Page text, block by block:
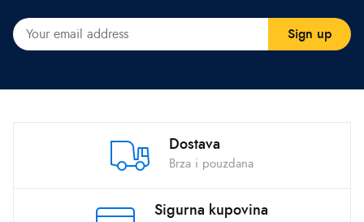
Dostava
Brza i pouzdana
Sigurna kupovina